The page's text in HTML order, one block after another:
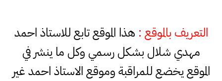
التعريف بالموقع : هذا الموقع تابع للاستاذ احمد
مهدي شلال بشكل رسمي وكل ما ينشر في
الموقع يخضع للمراقبة وموقع الاستاذ احمد غير